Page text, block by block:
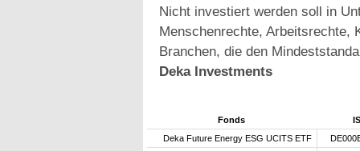
Nicht investiert werden soll in
Menschenrechte, Arbeitsrechte,
Branchen, die den
Deka Investments
Fonds
Deka Future Energy ESG UCITS ETF